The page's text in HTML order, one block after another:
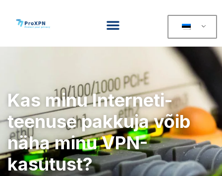
Kas minu Interneti-
teenuse pakkuja võib
näha minu VPN-
kasutust?